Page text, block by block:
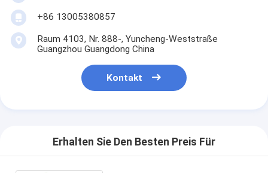
+86 13005380857
Raum 4103, Nr. 888-, Yuncheng-Weststraße
Guangzhou Guangdong China
Kontakt
Erhalten Sie Den Besten Preis Für